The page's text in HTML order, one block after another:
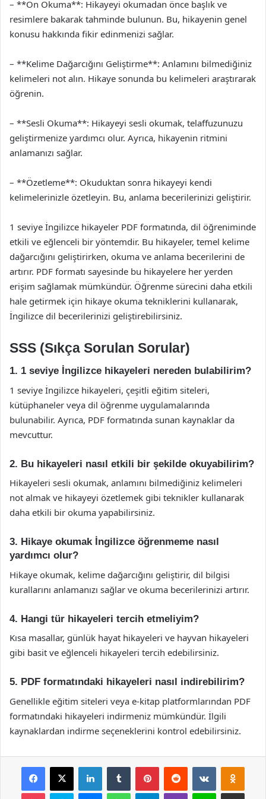
– **Ön Okuma**: Hikayeyi okumadan önce başlık ve
resimlere bakarak tahminde bulunun. Bu, hikayenin genel
konusu hakkında fikir edinmenizi sağlar.
– **Kelime Dağarcığını Geliştirme**: Anlamını bilmediğiniz
kelimeleri not alın. Hikaye sonunda bu kelimeleri araştırarak
öğrenin.
– **Sesli Okuma**: Hikayeyi sesli okumak, telaffuzunuzu
geliştirmenize yardımcı olur. Ayrıca, hikayenin ritmini
anlamanızı sağlar.
– **Özetleme**: Okuduktan sonra hikayeyi kendi
kelimelerinizle özetleyin. Bu, anlama becerilerinizi geliştirir.
1 seviye İngilizce hikayeler PDF formatında, dil öğreniminde
etkili ve eğlenceli bir yöntemdir. Bu hikayeler, temel kelime
dağarcığını geliştirirken, okuma ve anlama becerilerini de
artırır. PDF formatı sayesinde bu hikayelere her yerden
erişim sağlamak mümkündür. Öğrenme sürecini daha etkili
hale getirmek için hikaye okuma tekniklerini kullanarak,
İngilizce dil becerilerinizi geliştirebilirsiniz.
SSS (Sıkça Sorulan Sorular)
1. 1 seviye İngilizce hikayeleri nereden bulabilirim?
1 seviye İngilizce hikayeleri, çeşitli eğitim siteleri,
kütüphaneler veya dil öğrenme uygulamalarında
bulunabilir. Ayrıca, PDF formatında sunan kaynaklar da
mevcuttur.
2. Bu hikayeleri nasıl etkili bir şekilde okuyabilirim?
Hikayeleri sesli okumak, anlamını bilmediğiniz kelimeleri
not almak ve hikayeyi özetlemek gibi teknikler kullanarak
daha etkili bir okuma yapabilirsiniz.
3. Hikaye okumak İngilizce öğrenmeme nasıl
yardımcı olur?
Hikaye okumak, kelime dağarcığını geliştirir, dil bilgisi
kurallarını anlamanızı sağlar ve okuma becerilerinizi artırır.
4. Hangi tür hikayeleri tercih etmeliyim?
Kısa masallar, günlük hayat hikayeleri ve hayvan hikayeleri
gibi basit ve eğlenceli hikayeleri tercih edebilirsiniz.
5. PDF formatındaki hikayeleri nasıl indirebilirim?
Genellikle eğitim siteleri veya e-kitap platformlarından PDF
formatındaki hikayeleri indirmeniz mümkündür. İlgili
kaynaklardan indirme seçeneklerini kontrol edebilirsiniz.
Facebook
X LinkedInTumblr PinterestReddit VKontakte
Pocket Skype MessengerWhatsAppTelegramViber Line E-Posta ile